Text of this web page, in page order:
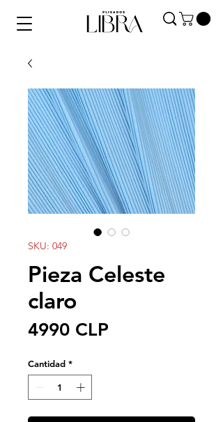
SKU: 049
Pieza Celeste
claro
4990 CLP
Cantidad *